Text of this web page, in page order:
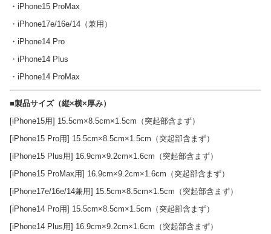
・iPhone15 ProMax
・iPhone17e/16e/14（兼用）
・iPhone14 Pro
・iPhone14 Plus
・iPhone14 ProMax
■製品サイズ（縦×横×厚み）
[iPhone15用] 15.5cm×8.5cm×1.5cm（突起部含まず）
[iPhone15 Pro用] 15.5cm×8.5cm×1.5cm（突起部含まず）
[iPhone15 Plus用] 16.9cm×9.2cm×1.6cm（突起部含まず）
[iPhone15 ProMax用] 16.9cm×9.2cm×1.6cm（突起部含まず）
[iPhone17e/16e/14兼用] 15.5cm×8.5cm×1.5cm（突起部含まず）
[iPhone14 Pro用] 15.5cm×8.5cm×1.5cm（突起部含まず）
[iPhone14 Plus用] 16.9cm×9.2cm×1.6cm（突起部含まず）